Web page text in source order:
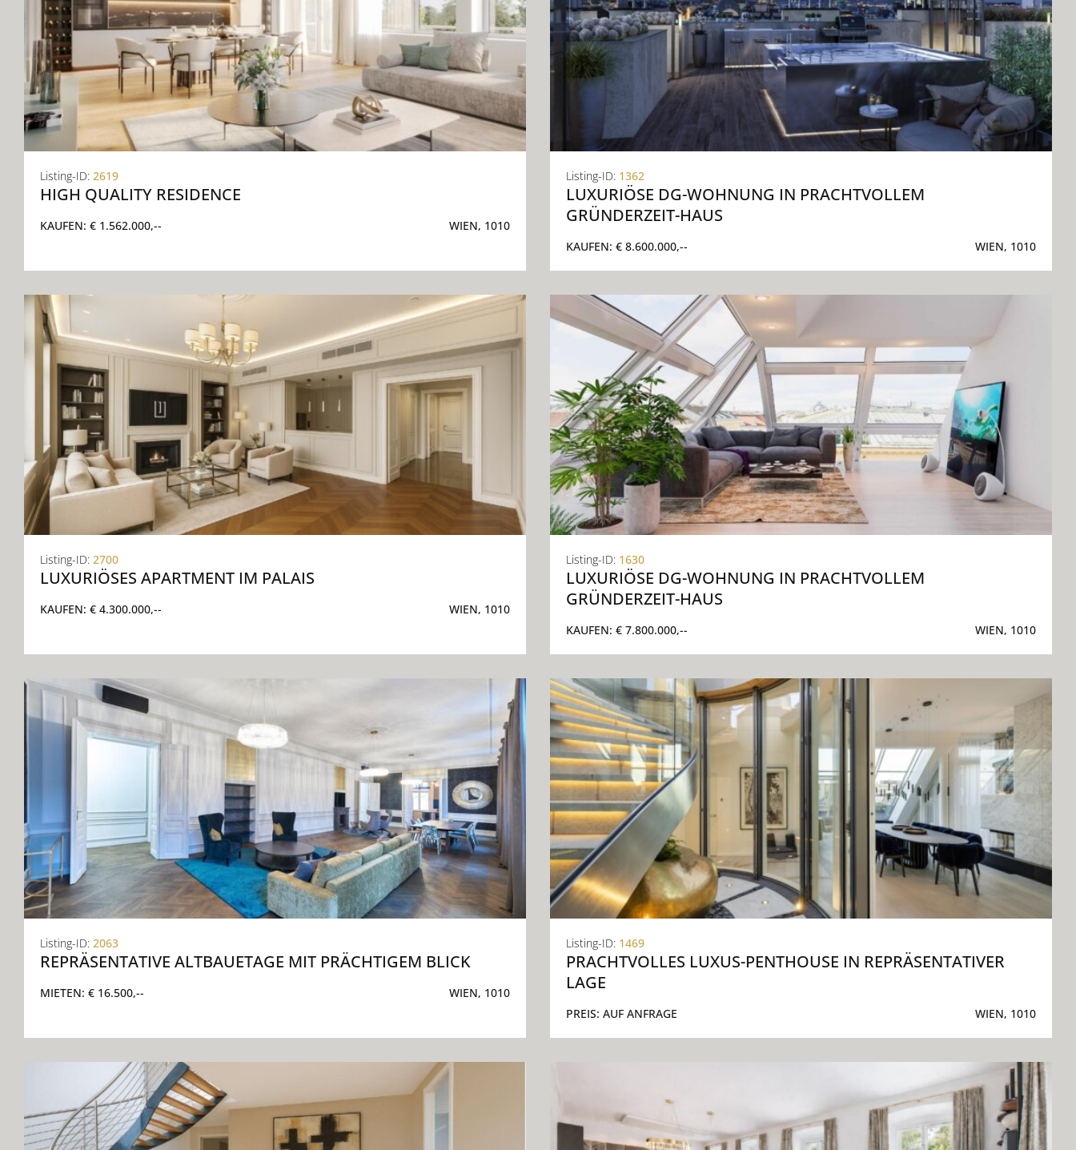
Listing-ID: 2619
HIGH QUALITY RESIDENCE
KAUFEN: € 1.562.000,-- WIEN, 1010
Listing-ID: 1362
LUXURIÖSE DG-WOHNUNG IN PRACHTVOLLEM
GRÜNDERZEIT-HAUS
KAUFEN: € 8.600.000,-- WIEN, 1010
Listing-ID: 2700
LUXURIÖSES APARTMENT IM PALAIS
KAUFEN: € 4.300.000,-- WIEN, 1010
Listing-ID: 1630
LUXURIÖSE DG-WOHNUNG IN PRACHTVOLLEM
GRÜNDERZEIT-HAUS
KAUFEN: € 7.800.000,-- WIEN, 1010
Listing-ID: 2063
REPRÄSENTATIVE ALTBAUETAGE MIT PRÄCHTIGEM BLICK
MIETEN: € 16.500,-- WIEN, 1010
Listing-ID: 1469
PRACHTVOLLES LUXUS-PENTHOUSE IN REPRÄSENTATIVER
LAGE
PREIS: AUF ANFRAGE WIEN, 1010